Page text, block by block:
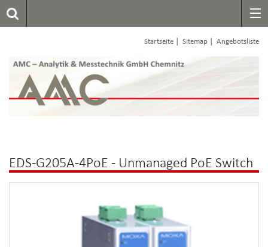
Startseite Sitemap Angebotsliste
EDS-G205A-4PoE - Unmanaged PoE Switch